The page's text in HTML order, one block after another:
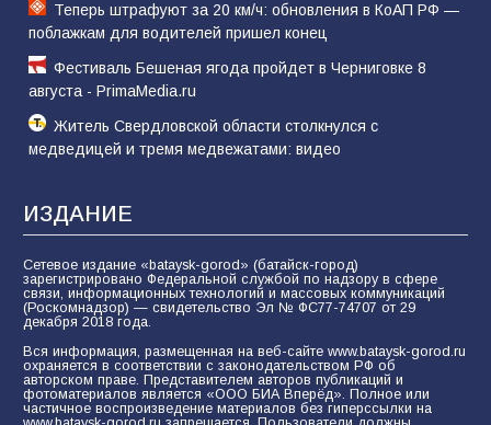
Теперь штрафуют за 20 км/ч: обновления в КоАП РФ —
поблажкам для водителей пришел конец
Фестиваль Бешеная ягода пройдет в Черниговке 8
августа - PrimaMedia.ru
Житель Свердловской области столкнулся с
медведицей и тремя медвежатами: видео
ИЗДАНИЕ
Сетевое издание «bataysk-gorod» (батайск-город)
зарегистрировано Федеральной службой по надзору в сфере
связи, информационных технологий и массовых коммуникаций
(Роскомнадзор) — свидетельство Эл № ФС77-74707 от 29
декабря 2018 года.
Вся информация, размещенная на веб-сайте www.bataysk-gorod.ru
охраняется в соответствии с законодательством РФ об
авторском праве. Представителем авторов публикаций и
фотоматериалов является «ООО БИА Вперёд». Полное или
частичное воспроизведение материалов без гиперссылки на